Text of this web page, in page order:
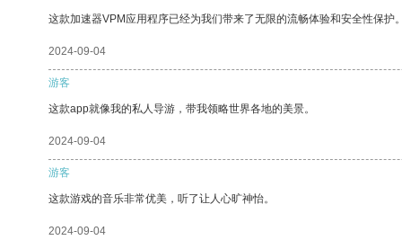
这款加速器VPM应用程序已经为我们带来了无限的流畅体验和安全性保护
2024-09-04
游客
这款app就像我的私人导游，带我领略世界各地的美景。
2024-09-04
游客
这款游戏的音乐非常优美，听了让人心旷神怡。
2024-09-04